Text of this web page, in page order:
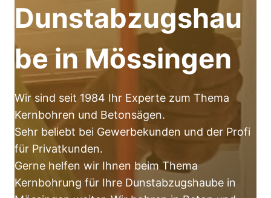
Dunstabzugshau
be in Mössingen
Wir sind seit 1984 Ihr Experte zum Thema
Kernbohren und Betonsägen.
Sehr beliebt bei Gewerbekunden und der Profi
für Privatkunden.
Gerne helfen wir Ihnen beim Thema
Kernbohrung für Ihre Dunstabzugshaube in